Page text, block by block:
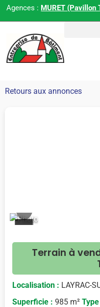
Agences : MURET (Pavillon
Retours aux annonces
Terrain à
Localisation : LAYRAC-
Superficie : 985 m²